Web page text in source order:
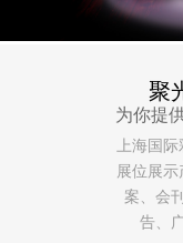
聚
为你提
上海国
展位展
案、会
告、